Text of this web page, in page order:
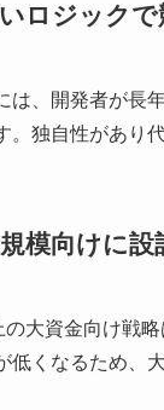
ロジック
は、開発者が長
。独自性があり
模向けに
大資金向け戦
低くなるため、